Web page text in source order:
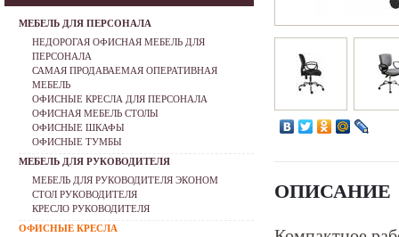
ОПИСАНИЕ
МЕБЕЛЬ ДЛЯ ПЕРСОНАЛА
НЕДОРОГАЯ ОФИСНАЯ МЕБЕЛЬ ДЛЯ
ПЕРСОНАЛА
САМАЯ ПРОДАВАЕМАЯ ОПЕРАТИВНАЯ
МЕБЕЛЬ
ОФИСНЫЕ КРЕСЛА ДЛЯ ПЕРСОНАЛА
ОФИСНАЯ МЕБЕЛЬ СТОЛЫ
ОФИСНЫЕ ШКАФЫ
ОФИСНЫЕ ТУМБЫ
МЕБЕЛЬ ДЛЯ РУКОВОДИТЕЛЯ
МЕБЕЛЬ ДЛЯ РУКОВОДИТЕЛЯ ЭКОНОМ
СТОЛ РУКОВОДИТЕЛЯ
КРЕСЛО РУКОВОДИТЕЛЯ
ОФИСНЫЕ КРЕСЛА